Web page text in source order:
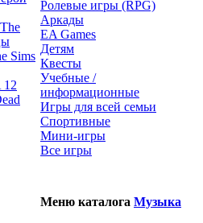
Sims
12
Ролевые игры (RPG)
Аркады
EA Games
Детям
Квесты
Учебные /
информационные
Игры для всей семьи
Спортивные
Мини-игры
Все игры
Меню каталога Музыка